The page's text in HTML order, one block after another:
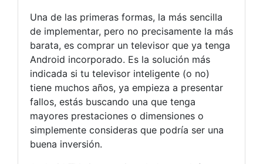
Una de las primeras formas, la más sencilla
de implementar, pero no precisamente la más
barata, es comprar un televisor que ya tenga
Android incorporado. Es la solución más
indicada si tu televisor inteligente (o no)
tiene muchos años, ya empieza a presentar
fallos, estás buscando una que tenga
mayores prestaciones o dimensiones o
simplemente consideras que podría ser una
buena inversión.